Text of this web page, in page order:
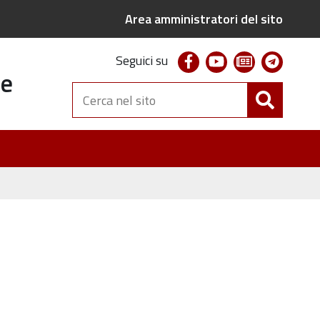
Area amministratori del sito
Seguici su facebookyoutubenewsletter
Cerca
nel
sito